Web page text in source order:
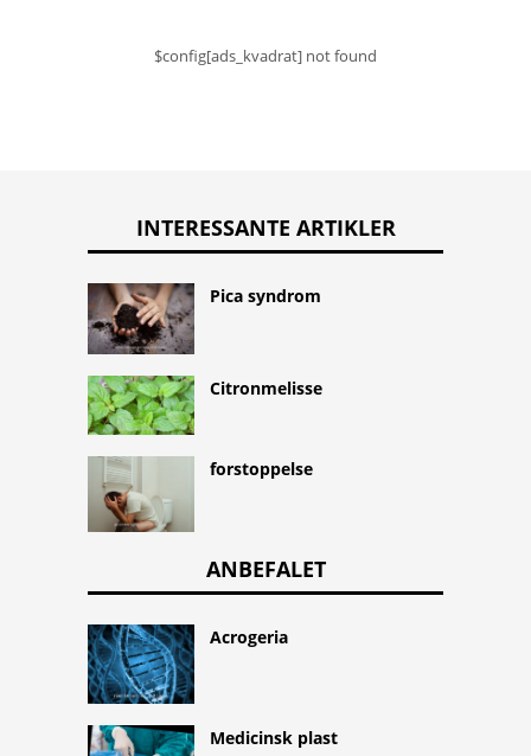
$config[ads_kvadrat] not found
INTERESSANTE ARTIKLER
Pica syndrom
Citronmelisse
forstoppelse
ANBEFALET
Acrogeria
Medicinsk plast